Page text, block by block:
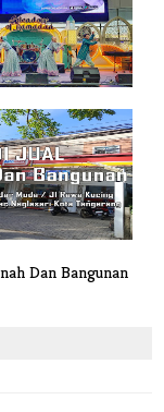
[...]
Dan Bangunan